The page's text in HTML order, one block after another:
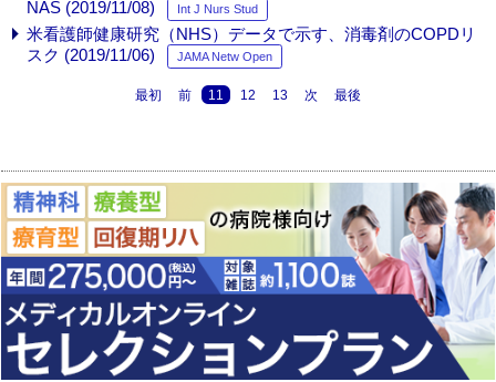
NAS (2019/11/08)
Int J Nurs Stud
米看護師健康研究（NHS）データで示す、消毒剤のCOPDリ
スク (2019/11/06)
JAMA Netw Open
最初 前 11 12 13 次 最後